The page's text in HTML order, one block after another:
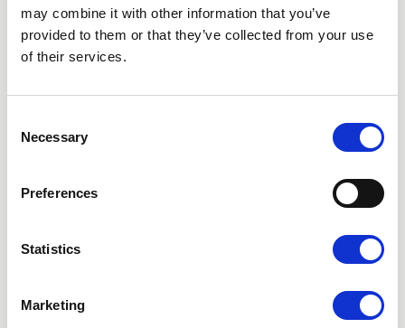
may combine it with other information that you’ve
provided to them or that they’ve collected from your use
of their services.
Selection
Necessary
Preferences
Statistics
Marketing
Kostnadsfri konsultation – helt utan förpliktelser,
bara ett första steg mot att förstå vad som passar
dig. Välj den klinik som passar dig bäst.
Stockholm
Nordic Hair Clinic